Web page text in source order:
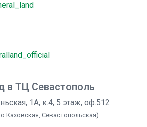
в ТЦ Севастополь
1А, к.4, 5 этаж, оф.512
Каховская, Севастопольская)